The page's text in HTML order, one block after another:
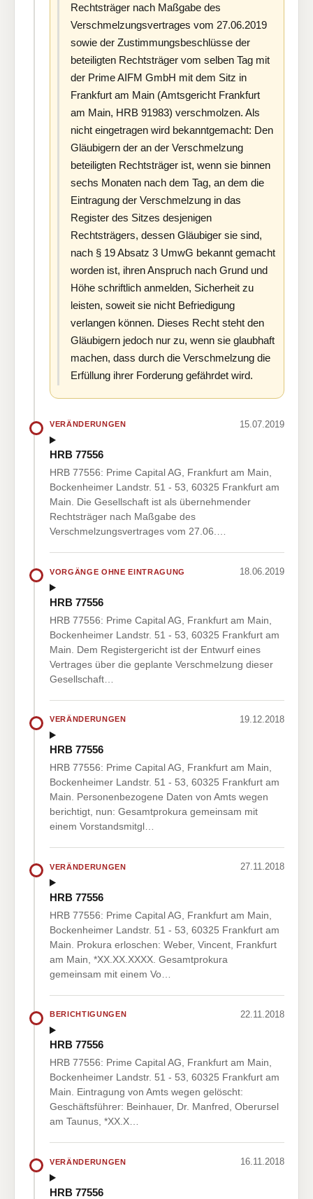
Rechtsträger nach Maßgabe des
Verschmelzungsvertrages vom 27.06.2019
sowie der Zustimmungsbeschlüsse der
beteiligten Rechtsträger vom selben Tag mit
der Prime AIFM GmbH mit dem Sitz in
Frankfurt am Main (Amtsgericht Frankfurt
am Main, HRB 91983) verschmolzen. Als
nicht eingetragen wird bekanntgemacht: Den
Gläubigern der an der Verschmelzung
beteiligten Rechtsträger ist, wenn sie binnen
sechs Monaten nach dem Tag, an dem die
Eintragung der Verschmelzung in das
Register des Sitzes desjenigen
Rechtsträgers, dessen Gläubiger sie sind,
nach § 19 Absatz 3 UmwG bekannt gemacht
worden ist, ihren Anspruch nach Grund und
Höhe schriftlich anmelden, Sicherheit zu
leisten, soweit sie nicht Befriedigung
verlangen können. Dieses Recht steht den
Gläubigern jedoch nur zu, wenn sie glaubhaft
machen, dass durch die Verschmelzung die
Erfüllung ihrer Forderung gefährdet wird.
VERÄNDERUNGEN 15.07.2019
HRB 77556
HRB 77556: Prime Capital AG, Frankfurt am Main,
Bockenheimer Landstr. 51 - 53, 60325 Frankfurt am
Main. Die Gesellschaft ist als übernehmender
Rechtsträger nach Maßgabe des
Verschmelzungsvertrages vom 27.06.…
VORGÄNGE OHNE EINTRAGUNG 18.06.2019
HRB 77556
HRB 77556: Prime Capital AG, Frankfurt am Main,
Bockenheimer Landstr. 51 - 53, 60325 Frankfurt am
Main. Dem Registergericht ist der Entwurf eines
Vertrages über die geplante Verschmelzung dieser
Gesellschaft…
VERÄNDERUNGEN 19.12.2018
HRB 77556
HRB 77556: Prime Capital AG, Frankfurt am Main,
Bockenheimer Landstr. 51 - 53, 60325 Frankfurt am
Main. Personenbezogene Daten von Amts wegen
berichtigt, nun: Gesamtprokura gemeinsam mit
einem Vorstandsmitgl…
VERÄNDERUNGEN 27.11.2018
HRB 77556
HRB 77556: Prime Capital AG, Frankfurt am Main,
Bockenheimer Landstr. 51 - 53, 60325 Frankfurt am
Main. Prokura erloschen: Weber, Vincent, Frankfurt
am Main, *XX.XX.XXXX. Gesamtprokura
gemeinsam mit einem Vo…
BERICHTIGUNGEN 22.11.2018
HRB 77556
HRB 77556: Prime Capital AG, Frankfurt am Main,
Bockenheimer Landstr. 51 - 53, 60325 Frankfurt am
Main. Eintragung von Amts wegen gelöscht:
Geschäftsführer: Beinhauer, Dr. Manfred, Oberursel
am Taunus, *XX.X…
VERÄNDERUNGEN 16.11.2018
HRB 77556